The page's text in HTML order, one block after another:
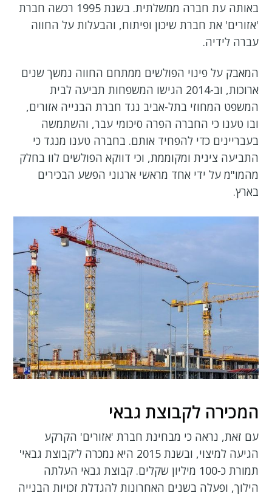
באותה עת חברה ממשלתית. בשנת 1995 רכשה חברת
'אזורים' את חברת שיכון ופיתוח, והבעלות על החווה
עברה לידיה.
המאבק על פינוי הפולשים ממתחם החווה נמשך שנים
ארוכות, וב-2014 הגישו המשפחות תביעה לבית
המשפט המחוזי בתל-אביב נגד חברת הבנייה אזורים,
ובו טענו כי החברה הפרה סיכומי עבר, והשתמשה
בעבריינים כדי להפחיד אותם. בחברה טענו מנגד כי
התביעה צינית ומקוממת, וכי דווקא הפולשים לוו בחלק
מהמו"מ על ידי אחד מראשי ארגוני הפשע הבכירים
בארץ.
המכירה לקבוצת גבאי
עם זאת, נראה כי מבחינת חברת 'אזורים' הקרקע
הגיעה למיצוי, ובשנת 2015 היא נמכרה ל'קבוצת גבאי'
תמורת כ-100 מיליון שקלים. קבוצת גבאי העלתה
הילוך, ופעלה בשנים האחרונות להגדלת זכויות הבנייה